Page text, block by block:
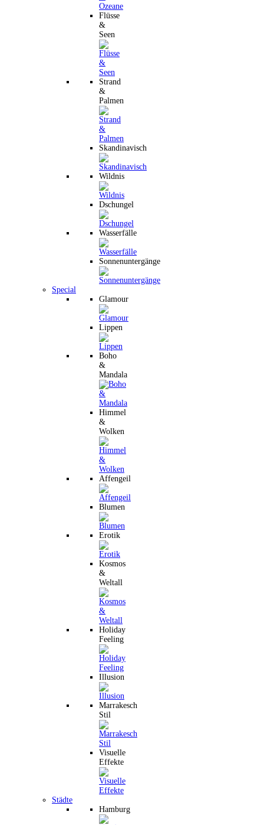
Flüsse
&
Seen
Strand
&
Palmen
Skandinavisch
Wildnis
Dschungel
Wasserfälle
Sonnenuntergänge
Special
Glamour
Lippen
Boho
&
Mandala
Himmel
&
Wolken
Affengeil
Blumen
Erotik
Kosmos
&
Weltall
Holiday
Feeling
Illusion
Marrakesch
Stil
Visuelle
Effekte
Städte
Hamburg